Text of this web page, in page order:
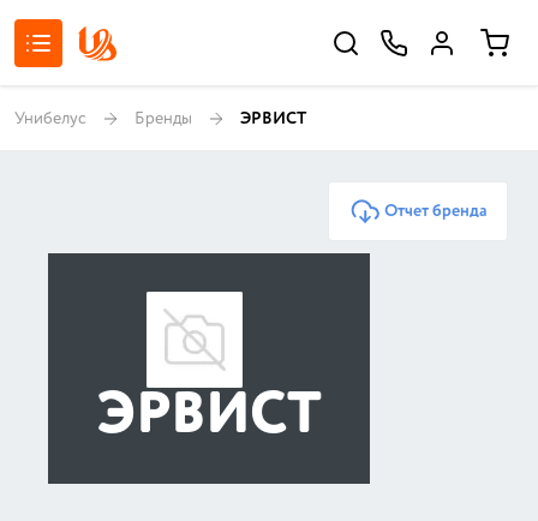
Унибелус Бренды ЭРВИСТ
Отчет бренда
ЭРВИСТ